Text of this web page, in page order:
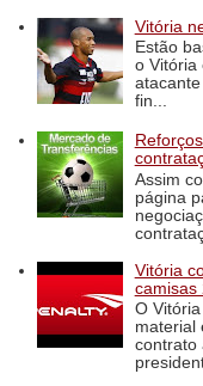
Vitória
Estão
o Vitória
fin...
Assim
página
Vitória
camisas
O
material
contrato